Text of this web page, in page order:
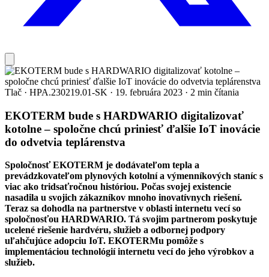
Tlač · HPA.230219.01-SK · 19. februára 2023 · 2 min čítania
EKOTERM bude s HARDWARIO digitalizovať
kotolne – spoločne chcú priniesť ďalšie IoT inovácie
do odvetvia teplárenstva
Spoločnosť EKOTERM je dodávateľom tepla a
prevádzkovateľom plynových kotolní a výmenníkových staníc s
viac ako tridsaťročnou históriou. Počas svojej existencie
nasadila u svojich zákazníkov mnoho inovatívnych riešení.
Teraz sa dohodla na partnerstve v oblasti internetu vecí so
spoločnosťou HARDWARIO. Tá svojim partnerom poskytuje
ucelené riešenie hardvéru, služieb a odbornej podpory
uľahčujúce adopciu IoT. EKOTERMu pomôže s
implementáciou technológií internetu vecí do jeho výrobkov a
služieb.